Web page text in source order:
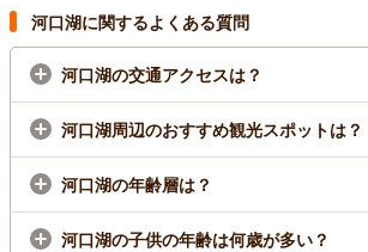
河口湖に関するよくある質問
河口湖の交通アクセスは？
河口湖周辺のおすすめ観光スポットは？
河口湖の年齢層は？
河口湖の子供の年齢は何歳が多い？